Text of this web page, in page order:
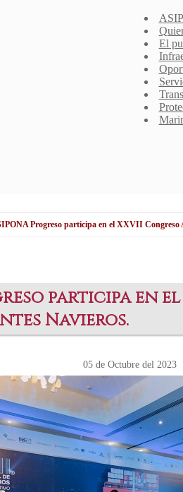
El
Progreso participa en el XXVII Congreso
participa en
Navieros.
05 de Octubre del 2023